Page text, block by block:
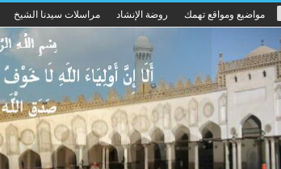
مواضيع ومواقع تهمك روضة الإنشاد مراسلات سيدنا الشيخ